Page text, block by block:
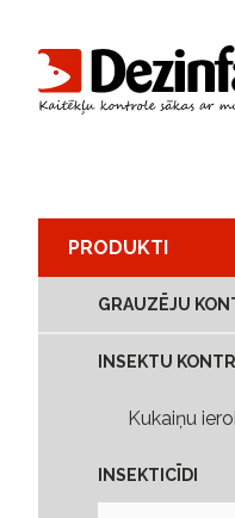
PRODUKTI
GRAUZĒJU
INSEKTU
Kukaiņu
INSEKTICĪDI